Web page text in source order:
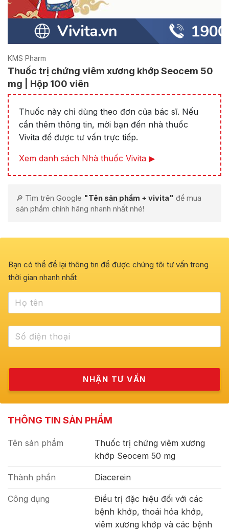
KMS Pharm
Thuốc trị chứng viêm xương khớp Seocem 50
mg | Hộp 100 viên
Thuốc này chỉ dùng theo đơn của bác sĩ. Nếu
cần thêm thông tin, mời bạn đến nhà thuốc
Vivita để được tư vấn trực tiếp.
Xem danh sách Nhà thuốc Vivita ▶
🔎 Tìm trên Google "Tên sản phẩm + vivita" để mua
sản phẩm chính hãng nhanh nhất nhé!
Bạn có thể để lại thông tin để được chúng tôi tư vấn trong
thời gian nhanh nhất
THÔNG TIN SẢN PHẨM
Tên sản phẩm
Thuốc trị chứng viêm xương
khớp Seocem 50 mg
Thành phần Diacerein
Công dụng
Điều trị đặc hiệu đối với các
bệnh khớp, thoái hóa khớp,
viêm xương khớp và các bệnh